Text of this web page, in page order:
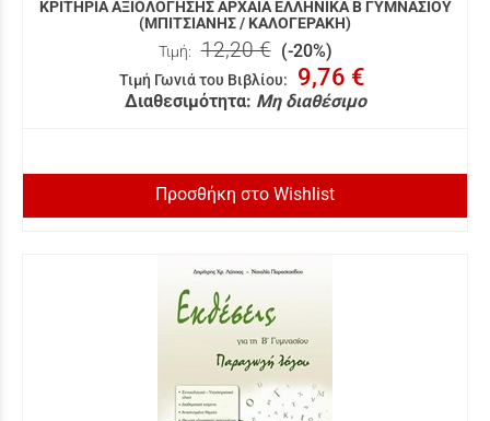
ΚΡΙΤΗΡΙΑ ΑΞΙΟΛΟΓΗΣΗΣ ΑΡΧΑΙΑ ΕΛΛΗΝΙΚΑ Β ΓΥΜΝΑΣΙΟΥ
(ΜΠΙΤΣΙΑΝΗΣ / ΚΑΛΟΓΕΡΑΚΗ)
Τιμή: 12,20 € (-20%)
Τιμή Γωνιά του Βιβλίου: 9,76 €
Διαθεσιμότητα: Μη διαθέσιμο
Προσθήκη στο Wishlist